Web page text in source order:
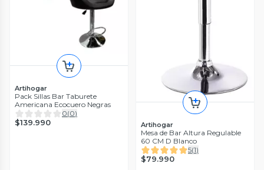
Artihogar
Pack Sillas Bar Taburete
Americana Ecocuero Negras
0(0)
$139.990 Artihogar
Mesa de Bar Altura Regulable
60 CM D Blanco
5(1)
$79.990